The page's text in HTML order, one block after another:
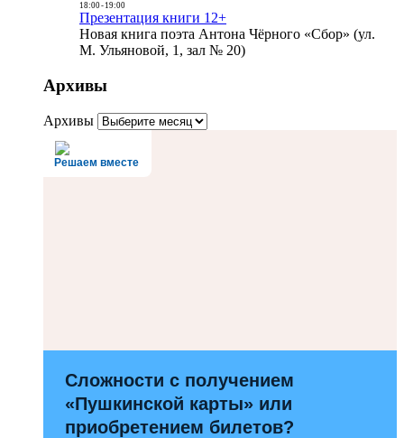
18:00- 19:00
Презентация книги 12+
Новая книга поэта Антона Чёрного «Сбор» (ул.
М. Ульяновой, 1, зал № 20)
Архивы
Архивы
Решаем вместе
Сложности с получением
«Пушкинской карты» или
приобретением билетов?